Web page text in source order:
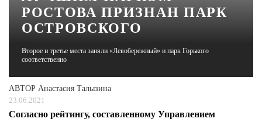
АФИША
РОСТОВА ПРИЗНАН ПАРК
ОСТРОВСКОГО
Второе и третье места заняли «Левобережный» и парк Горького
соответственно
АВТОР Анастасия Талызина
23.06.2021
Согласно рейтингу, составленному Управлением